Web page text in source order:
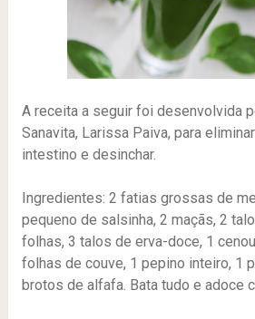
A receita a seguir foi desenvolvida
Sanavita, Larissa Paiva, para
intestino e desinchar.
Ingredientes: 2 fatias grossas de
pequeno de salsinha, 2 maçãs, 2
folhas, 3 talos de erva-doce, 1
folhas de couve, 1 pepino inteiro, 1
brotos de alfafa. Bata tudo e adoce